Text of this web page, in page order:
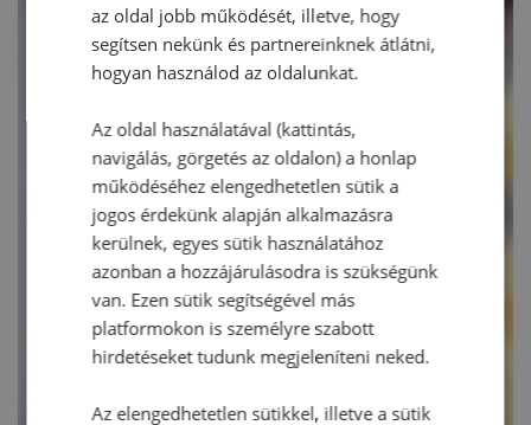
az oldal jobb működését, illetve, hogy
segítsen nekünk és partnereinknek átlátni,
hogyan használod az oldalunkat.
Az oldal használatával (kattintás,
navigálás, görgetés az oldalon) a honlap
működéséhez elengedhetetlen sütik a
jogos érdekünk alapján alkalmazásra
kerülnek, egyes sütik használatához
azonban a hozzájárulásodra is szükségünk
van. Ezen sütik segítségével más
platformokon is személyre szabott
hirdetéseket tudunk megjeleníteni neked.
Az elengedhetetlen sütikkel, illetve a sütik